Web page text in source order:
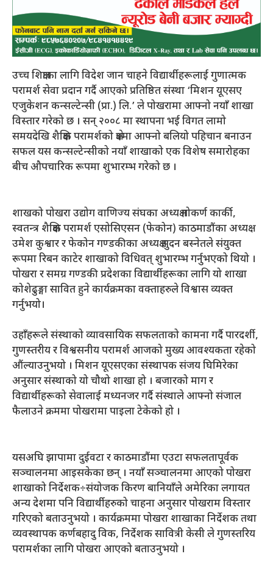
उच्च शिक्षाका लागि विदेश जान चाहने विद्यार्थीहरूलाई गुणात्मक
परामर्श सेवा प्रदान गर्दै आएको प्रतिष्ठित संस्था ‘मिशन यूएसए
एजुकेशन कन्सल्टेन्सी (प्रा.) लि.’ ले पोखरामा आफ्नो नयाँ शाखा
विस्तार गरेको छ । सन् २००८ मा स्थापना भई विगत लामो
समयदेखि शैक्षिक परामर्शको क्षेत्रमा आफ्नो बलियो पहिचान बनाउन
सफल यस कन्सल्टेन्सीको नयाँ शाखाको एक विशेष समारोहका
बीच औपचारिक रूपमा शुभारम्भ गरेको छ ।
शाखको पोखरा उद्योग वाणिज्य संघका अध्यक्ष गोकर्ण कार्की,
स्वतन्त्र शैक्षिक परामर्श एसोसिएसन (फेकोन) काठमाडौंका अध्यक्ष
उमेश कुश्वार र फेकोन गण्डकीका अध्यक्ष सुदन बस्नेतले संयुक्त
रूपमा रिबन काटेर शाखाको विधिवत् शुभारम्भ गर्नुभएको थियो ।
पोखरा र समग्र गण्डकी प्रदेशका विद्यार्थीहरूका लागि यो शाखा
कोशेढुङ्गा सावित हुने कार्यक्रमका वक्ताहरुले विश्वास व्यक्त
गर्नुभयो।
उहाँहरूले संस्थाको व्यावसायिक सफलताको कामना गर्दै पारदर्शी,
गुणस्तरीय र विश्वसनीय परामर्श आजको मुख्य आवश्यकता रहेको
औंल्याउनुभयो । मिशन यूएसएका संस्थापक संजय घिमिरेका
अनुसार संस्थाको यो चौथो शाखा हो । बजारको माग र
विद्यार्थीहरूको सेवालाई मध्यनजर गर्दै संस्थाले आफ्नो संजाल
फैलाउने क्रममा पोखरामा पाइला टेकेको हो ।
यसअघि झापामा दुईवटा र काठमाडौंमा एउटा सफलतापूर्वक
सञ्चालनमा आइसकेका छन् । नयाँ सञ्चालनमा आएको पोखरा
शाखाको निर्देशक÷संयोजक किरण बानियाँले अमेरिका लगायत
अन्य देशमा पनि विद्यार्थीहरुको चाहना अनुसार पोखराम विस्तार
गरिएको बताउनुभयो । कार्यक्रममा पोखरा शाखाका निर्देशक तथा
व्यवस्थापक कर्णबहादु विक, निर्देशक सावित्री केसी ले गुणस्तरिय
परामर्शका लागि पोखरा आएको बताउनुभयो ।